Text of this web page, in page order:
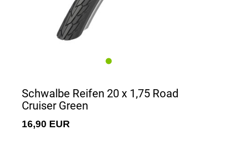
Schwalbe Reifen 20 x 1,75 Road
Cruiser Green
16,90 EUR